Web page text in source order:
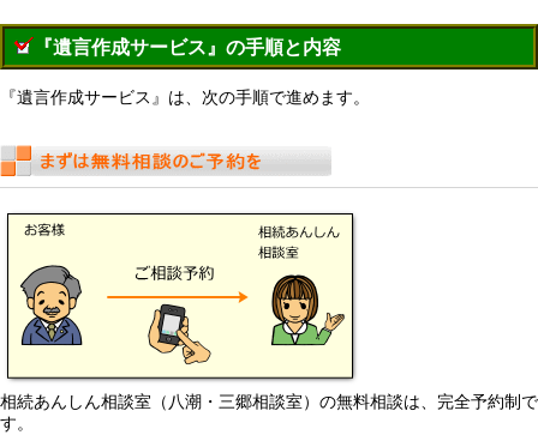
『遺言作成サービス』の手順と内容
『遺言作成サービス』は、次の手順で進めます。
相続あんしん相談室（八潮・三郷相談室）の無料相談は、完全予約制で
す。